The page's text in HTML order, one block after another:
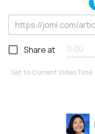
Share at
Set to Current Video Time